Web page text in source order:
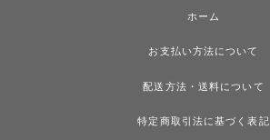
ホーム
お支払い方法について
配送方法・送料について
特定商取引法に基づく表記